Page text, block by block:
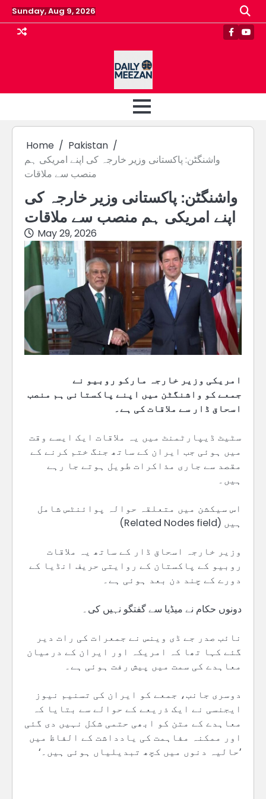
Skip
to
content
Sunday, Aug 9, 2026
Home
Pakistan
واشنگٹن: پاکستانی وزیر خارجہ کی اپنے امریکی ہم
منصب سے ملاقات
واشنگٹن: پاکستانی وزیر خارجہ کی
اپنے امریکی ہم منصب سے ملاقات
May 29, 2026
امریکی وزیر خارجہ مارکو روبیو نے
جمعے کو واشنگٹن میں اپنے پاکستانی ہم منصب
اسحاق ڈار سے ملاقات کی ہے۔
سٹیٹ ڈیپارٹمنٹ میں یہ ملاقات ایک ایسے وقت
میں ہوئی جب ایران کے ساتھ جنگ ختم کرنے کے
مقصد سے جاری مذاکرات طویل ہوتے جا رہے
ہیں۔
اس سیکشن میں متعلقہ حوالہ پوائنٹس شامل
ہیں (Related Nodes field)
وزیر خارجہ اسحاق ڈار کے ساتھ یہ ملاقات
روبیو کے پاکستان کے روایتی حریف انڈیا کے
دورے کے چند دن بعد ہوئی ہے۔
دونوں حکام نے میڈیا سے گفتگو نہیں کی۔
نائب صدر جے ڈی وینس نے جمعرات کی رات دیر
گئے کہا تھا کہ امریکہ اور ایران کے درمیان
معاہدے کی سمت میں پیش رفت ہوئی ہے۔
دوسری جانب، جمعے کو ایران کی تسنیم نیوز
ایجنسی نے ایک ذریعے کے حوالے سے بتایا کہ
معاہدے کے متن کو ابھی حتمی شکل نہیں دی گئی
اور ممکنہ مفاہمت کی یادداشت کے الفاظ میں
’حالیہ دنوں میں کچھ تبدیلیاں ہوئی ہیں۔‘